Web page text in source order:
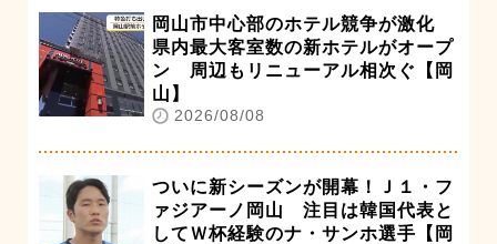
岡山市中心部のホテル競争が激化
県内最大客室数の新ホテルがオープ
ン 周辺もリニューアル相次ぐ【岡
山】
2026/08/08
ついに新シーズンが開幕！Ｊ１・フ
ァジアーノ岡山 注目は韓国代表と
してＷ杯経験のナ・サンホ選手【岡